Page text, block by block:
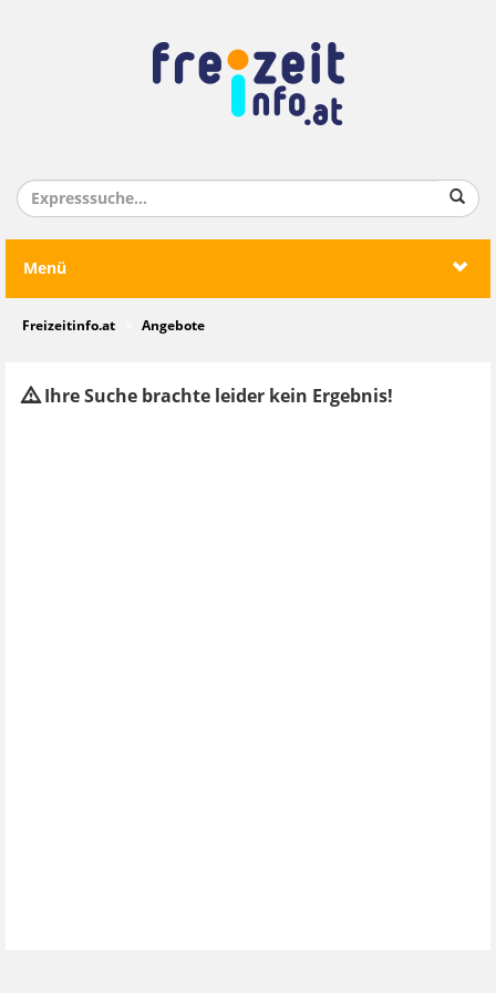
Menü
Freizeitinfo.at Angebote
Ihre Suche brachte leider kein Ergebnis!